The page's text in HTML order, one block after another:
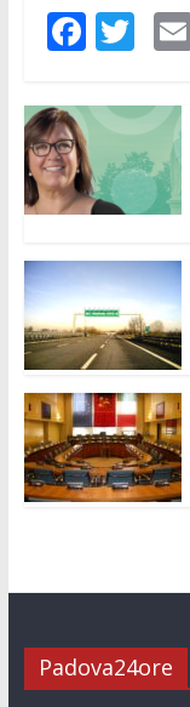
F
e
b
o
o
k
T
itt
er
Padova24ore